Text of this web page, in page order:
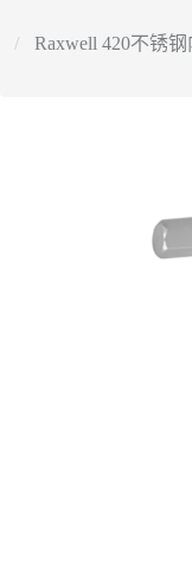
Raxwell 420不锈